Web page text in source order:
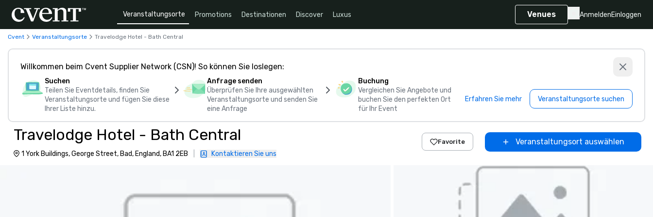
Veranstaltungsorte Promotions Destinationen Discover Luxus Venues AnmeldenEinloggen
Cvent Veranstaltungsorte Travelodge Hotel - Bath Central
Willkommen beim Cvent Supplier Network (CSN)! So können Sie loslegen:
Suchen
Teilen Sie Eventdetails, finden Sie
Veranstaltungsorte und fügen Sie diese
Ihrer Liste hinzu.
Anfrage senden
Überprüfen Sie Ihre ausgewählten
Veranstaltungsorte und senden Sie
eine Anfrage
Buchung
Vergleichen Sie Angebote und
buchen Sie den perfekten Ort
für Ihr Event
Erfahren Sie mehr Veranstaltungsorte suchen
Travelodge Hotel - Bath Central
1 York Buildings, George Street, Bad, England, BA1 2EB Kontaktieren Sie uns
Favorite Veranstaltungsort auswählen